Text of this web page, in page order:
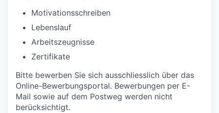
Motivationsschreiben
Lebenslauf
Arbeitszeugnisse
Zertifikate
Bitte bewerben Sie sich ausschliesslich über das
Online-Bewerbungsportal. Bewerbungen per E-
Mail sowie auf dem Postweg werden nicht
berücksichtigt.